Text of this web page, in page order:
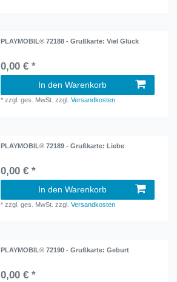
PLAYMOBIL® 72188 - Grußkarte: Viel Glück
0,00 € *
In den Warenkorb
*zzgl. ges. MwSt. zzgl.Versandkosten
PLAYMOBIL® 72189 - Grußkarte: Liebe
0,00 € *
In den Warenkorb
*zzgl. ges. MwSt. zzgl.Versandkosten
PLAYMOBIL® 72190 - Grußkarte: Geburt
0,00 € *